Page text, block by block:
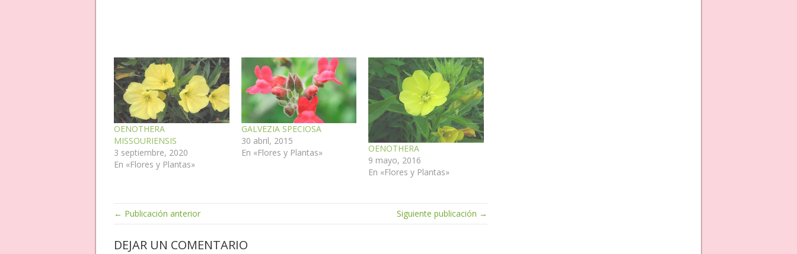
OENOTHERA
MISSOURIENSIS
3 septiembre, 2020
En «Flores y Plantas»
GALVEZIA SPECIOSA
30 abril, 2015
En «Flores y Plantas»
OENOTHERA
9 mayo, 2016
En «Flores y Plantas»
← Publicación anterior Siguiente publicación →
DEJAR UN COMENTARIO